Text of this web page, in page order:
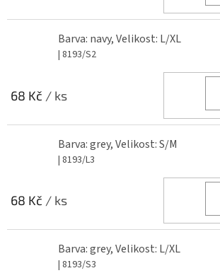
Barva: navy, Velikost: L/XL
| 8193/S2
68 Kč / ks
Barva: grey, Velikost: S/M
| 8193/L3
68 Kč / ks
Barva: grey, Velikost: L/XL
| 8193/S3